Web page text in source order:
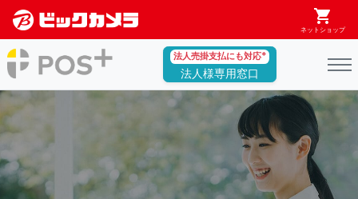
(current) shopping_cart
ネットショップ
法人売掛支払にも対応※
法人様専用窓口